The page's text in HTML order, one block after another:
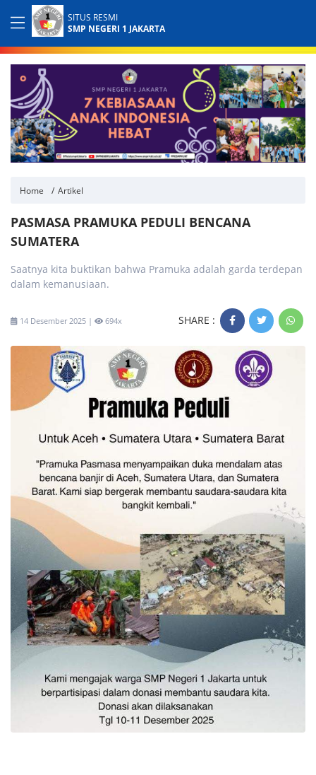
SITUS RESMI
SMP NEGERI 1 JAKARTA
Home Artikel
PASMASA PRAMUKA PEDULI BENCANA
SUMATERA
Saatnya kita buktikan bahwa Pramuka adalah garda terdepan
dalam kemanusiaan.
14 Desember 2025 | 694x SHARE :